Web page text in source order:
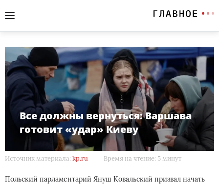
Все должны вернуться: Варшава
готовит «удар» Киеву
Источник материала: kp.ru Время на чтение: 5 минут
Польский парламентарий Януш Ковальский призвал начать